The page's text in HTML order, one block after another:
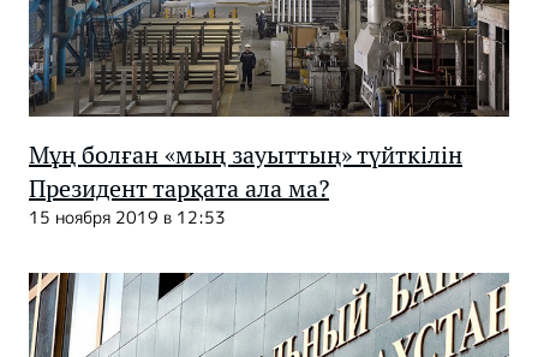
Мұң болған «мың зауыттың» түйткілін
Президент тарқата ала ма?
15 ноября 2019 в 12:53